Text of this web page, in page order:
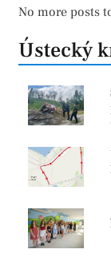
No more posts
Ústecký